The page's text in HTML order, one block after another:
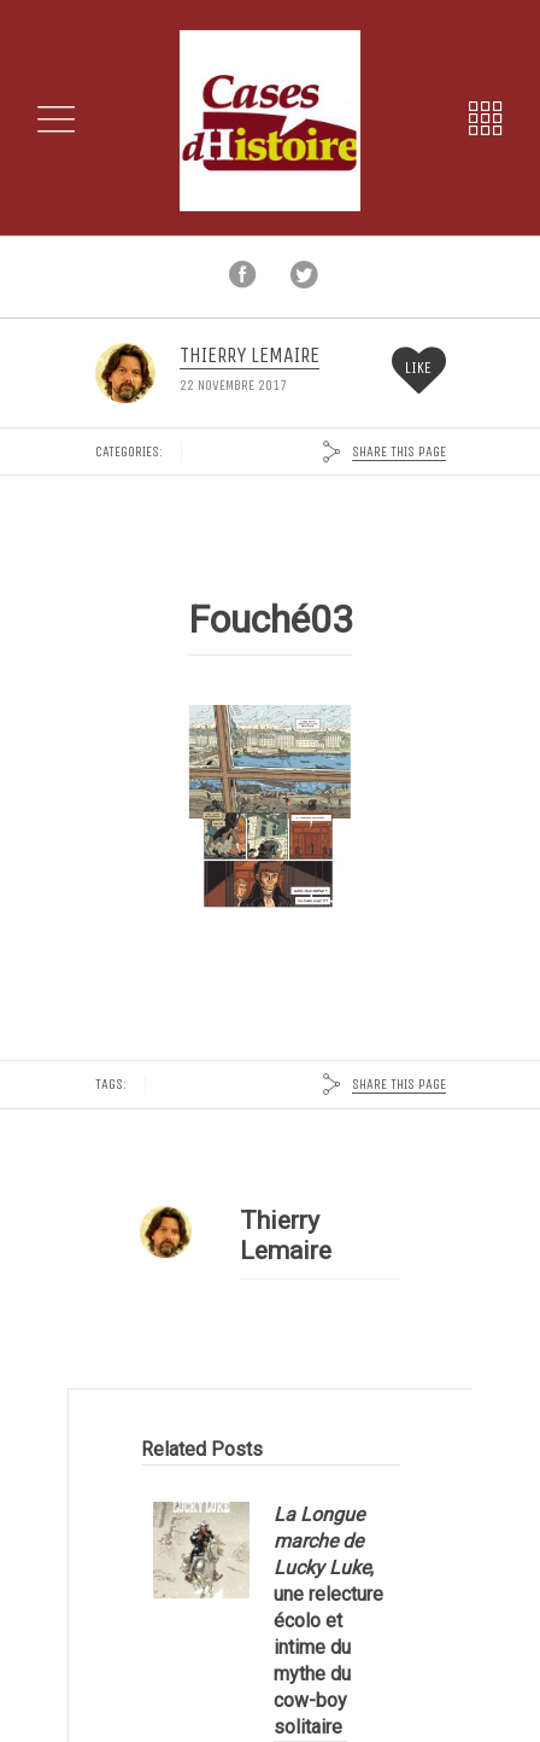
THIERRY LEMAIRE
22 NOVEMBRE 2017
LIKE
CATEGORIES: SHARE THIS PAGE
Fouché03
TAGS: SHARE THIS PAGE
Thierry
Lemaire
Related Posts
La Longue
marche de
Lucky Luke,
une relecture
écolo et
intime du
mythe du
cow-boy
solitaire